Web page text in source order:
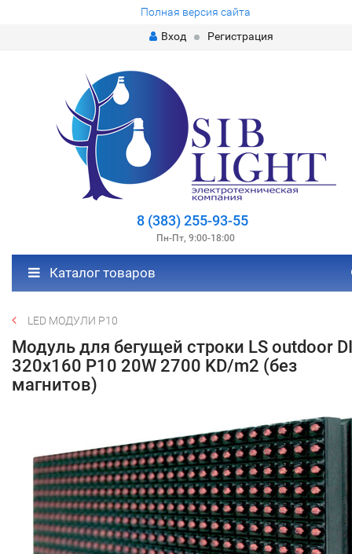
Полная версия сайта
Вход
Регистрация
8 (383) 255-93-55
Пн-Пт, 9:00-18:00
Каталог товаров
LED МОДУЛИ Р10
Модуль для бегущей строки LS outdoor
320х160 P10 20W 2700 KD/m2 (без
магнитов)